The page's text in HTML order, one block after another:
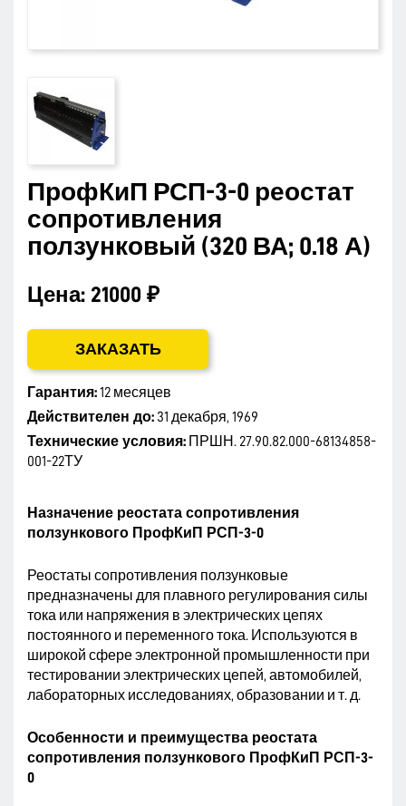
ПрофКиП РСП-3-0 реостат
сопротивления
ползунковый (320 ВА; 0.18 А)
Цена: 21000 ₽
ЗАКАЗАТЬ
Гарантия:12 месяцев
Действителен до: 31 декабря, 1969
Технические условия: ПРШН. 27.90.82.000-68134858-
001-22ТУ
Назначение реостата сопротивления
ползункового ПрофКиП РСП-3-0
Реостаты сопротивления ползунковые
предназначены для плавного регулирования силы
тока или напряжения в электрических цепях
постоянного и переменного тока. Используются в
широкой сфере электронной промышленности при
тестировании электрических цепей, автомобилей,
лабораторных исследованиях, образовании и т. д.
Особенности и преимущества реостата
сопротивления ползункового ПрофКиП РСП-3-
0